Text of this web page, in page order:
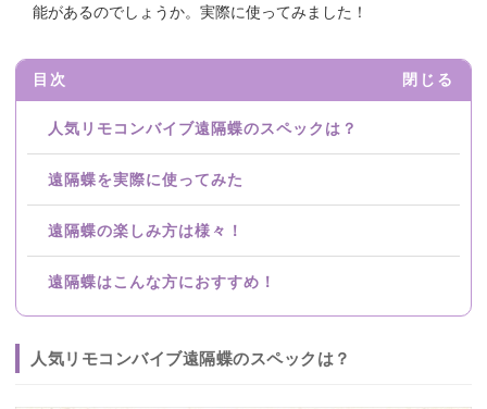
能があるのでしょうか。実際に使ってみました！
目次 閉じる
人気リモコンバイブ遠隔蝶のスペックは？
遠隔蝶を実際に使ってみた
遠隔蝶の楽しみ方は様々！
遠隔蝶はこんな方におすすめ！
人気リモコンバイブ遠隔蝶のスペックは？